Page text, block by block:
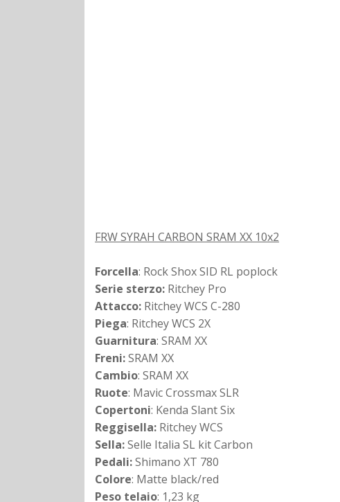
FRW SYRAH CARBON SRAM XX 10x2
Forcella: Rock Shox SID RL poplock
Serie sterzo: Ritchey Pro
Attacco: Ritchey WCS C-280
Piega: Ritchey WCS 2X
Guarnitura: SRAM XX
Freni:SRAM XX
Cambio: SRAM XX
Ruote: Mavic Crossmax SLR
Copertoni: Kenda Slant Six
Reggisella: Ritchey WCS
Sella:Selle Italia SL kit Carbon
Pedali:Shimano XT 780
Colore: Matte black/red
Peso telaio: 1,23 kg